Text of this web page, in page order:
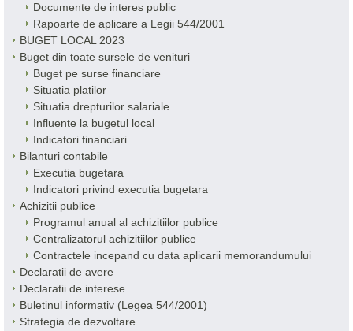
Documente de interes public
Rapoarte de aplicare a Legii 544/2001
BUGET LOCAL 2023
Buget din toate sursele de venituri
Buget pe surse financiare
Situatia platilor
Situatia drepturilor salariale
Influente la bugetul local
Indicatori financiari
Bilanturi contabile
Executia bugetara
Indicatori privind executia bugetara
Achizitii publice
Programul anual al achizitiilor publice
Centralizatorul achizitiilor publice
Contractele incepand cu data aplicarii memorandumului
Declaratii de avere
Declaratii de interese
Buletinul informativ (Legea 544/2001)
Strategia de dezvoltare